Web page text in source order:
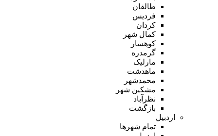
طالقان
فردیس
کردان
کمال شهر
کوهسار
گرمدره
مارلیک
ماهدشت
محمدشهر
مشکین شهر
نظرآباد
بازگشت
اردبیل
تمام شهر‌ها